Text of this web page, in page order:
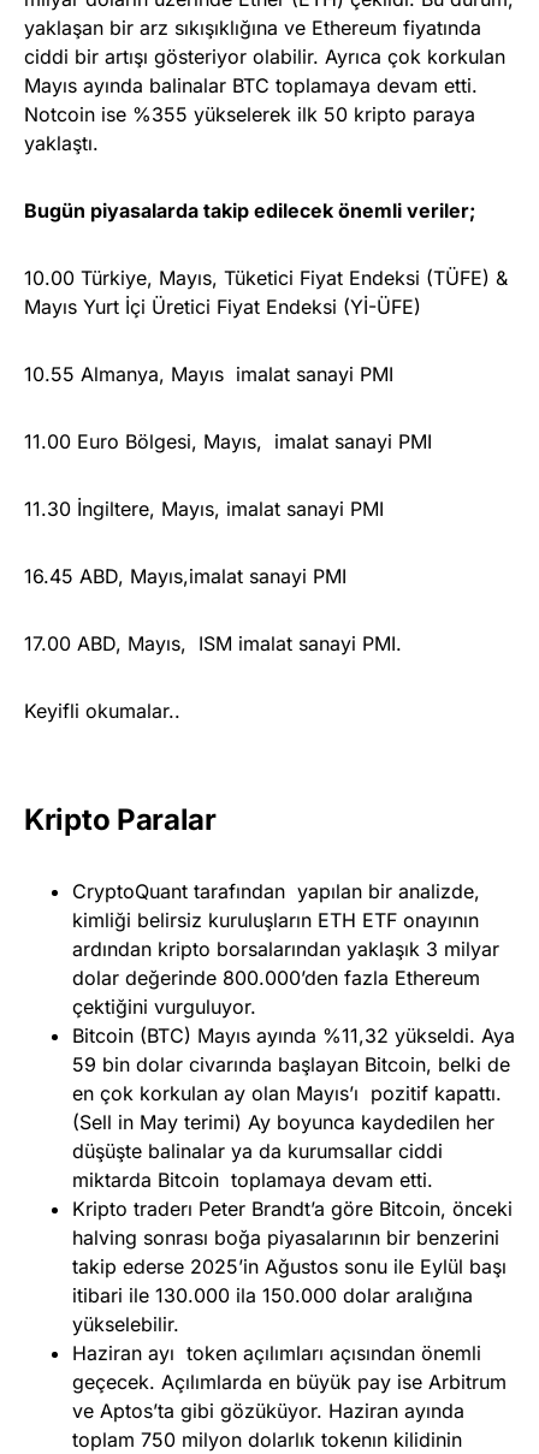
yaklaşan bir arz sıkışıklığına ve Ethereum fiyatında
ciddi bir artışı gösteriyor olabilir. Ayrıca çok korkulan
Mayıs ayında balinalar BTC toplamaya devam etti.
Notcoin ise %355 yükselerek ilk 50 kripto paraya
yaklaştı.
Bugün piyasalarda takip edilecek önemli veriler;
10.00 Türkiye, Mayıs, Tüketici Fiyat Endeksi (TÜFE) &
Mayıs Yurt İçi Üretici Fiyat Endeksi (Yİ-ÜFE)
10.55 Almanya, Mayıs imalat sanayi PMI
11.00 Euro Bölgesi, Mayıs, imalat sanayi PMI
11.30 İngiltere, Mayıs, imalat sanayi PMI
16.45 ABD, Mayıs,imalat sanayi PMI
17.00 ABD, Mayıs, ISM imalat sanayi PMI.
Keyifli okumalar..
Kripto Paralar
CryptoQuant tarafından yapılan bir analizde,
kimliği belirsiz kuruluşların ETH ETF onayının
ardından kripto borsalarından yaklaşık 3 milyar
dolar değerinde 800.000’den fazla Ethereum
çektiğini vurguluyor.
Bitcoin (BTC) Mayıs ayında %11,32 yükseldi. Aya
59 bin dolar civarında başlayan Bitcoin, belki de
en çok korkulan ay olan Mayıs’ı pozitif kapattı.
(Sell in May terimi) Ay boyunca kaydedilen her
düşüşte balinalar ya da kurumsallar ciddi
miktarda Bitcoin toplamaya devam etti.
Kripto traderı Peter Brandt’a göre Bitcoin, önceki
halving sonrası boğa piyasalarının bir benzerini
takip ederse 2025’in Ağustos sonu ile Eylül başı
itibari ile 130.000 ila 150.000 dolar aralığına
yükselebilir.
Haziran ayı token açılımları açısından önemli
geçecek. Açılımlarda en büyük pay ise Arbitrum
ve Aptos’ta gibi gözüküyor. Haziran ayında
toplam 750 milyon dolarlık tokenın kilidinin